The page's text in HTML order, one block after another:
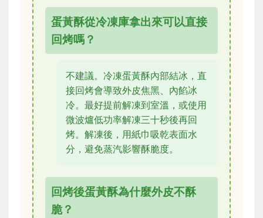
蛋黃酥從冷凍庫拿出來可以直接
回烤嗎？
不建議。冷凍蛋黃酥內部結冰，直
接回烤會導致外皮焦黑、內餡冰
冷。最好提前解凍到室溫，或使用
微波爐低功率解凍三十秒後再回
烤。解凍後，用紙巾吸乾表面水
分，避免蒸汽影響酥脆度。
回烤後蛋黃酥為什麼外皮不酥
脆？